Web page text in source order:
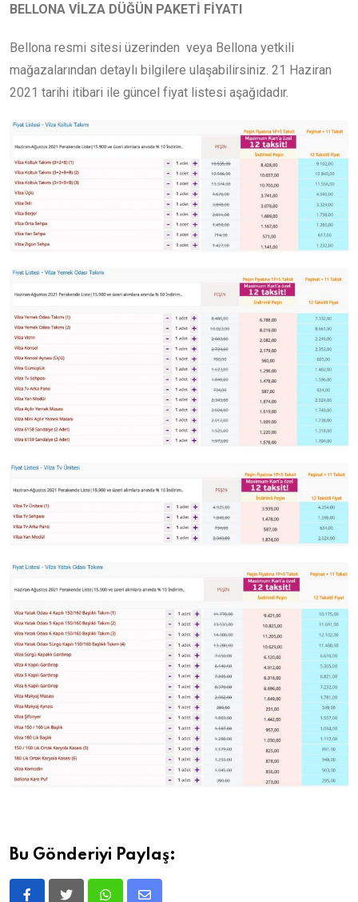
BELLONA VİLZA DÜĞÜN PAKETİ FİYATI
Bellona resmi sitesi üzerinden veya Bellona yetkili
mağazalarından detaylı bilgilere ulaşabilirsiniz. 21 Haziran
2021 tarihi itibari ile güncel fiyat listesi aşağıdadır.
Bu Gönderiyi Paylaş: